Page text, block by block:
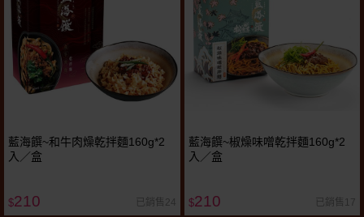
藍海饌~和牛肉燥乾拌麵160g*2
入／盒
$210 已銷售24
藍海饌~椒燥味噌乾拌麵160g*2
入／盒
$210 已銷售17